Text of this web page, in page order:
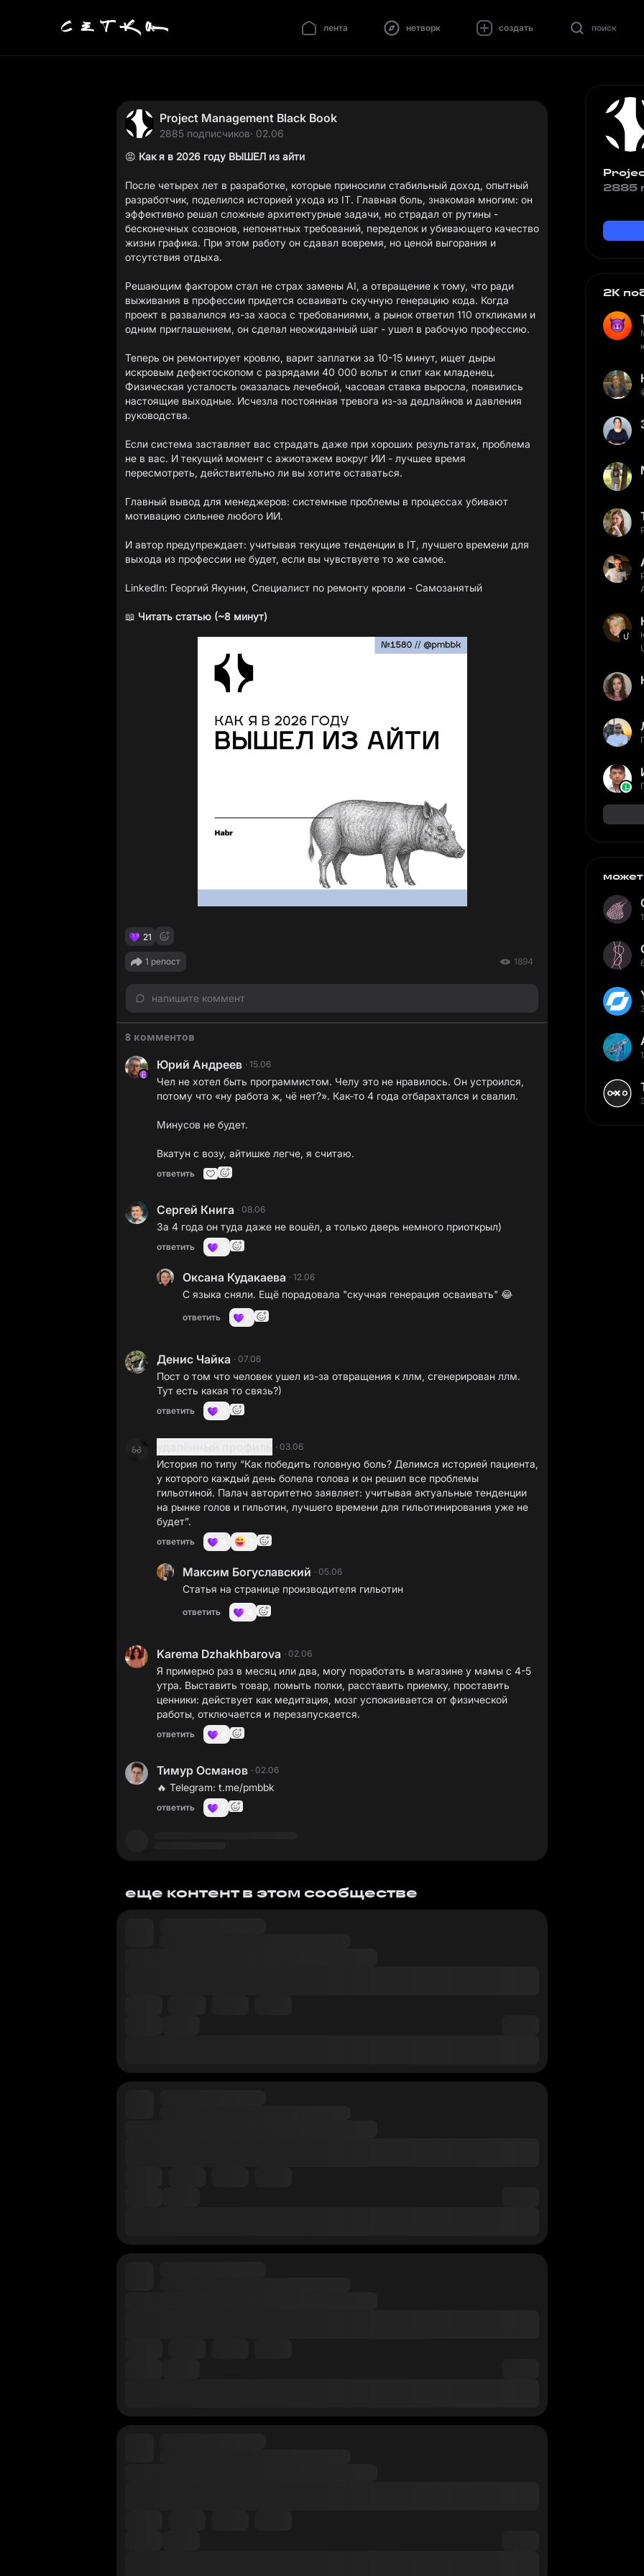
лента нетворк создать поиск
Project Management Black Book
2885 подписчиков· 02.06
😡 Как я в 2026 году ВЫШЕЛ из айти
После четырех лет в разработке, которые приносили стабильный доход, опытный
разработчик, поделился историей ухода из IT. Главная боль, знакомая многим: он
эффективно решал сложные архитектурные задачи, но страдал от рутины -
бесконечных созвонов, непонятных требований, переделок и убивающего качество
жизни графика. При этом работу он сдавал вовремя, но ценой выгорания и
отсутствия отдыха.
Решающим фактором стал не страх замены AI, а отвращение к тому, что ради
выживания в профессии придется осваивать скучную генерацию кода. Когда
проект в развалился из-за хаоса с требованиями, а рынок ответил 110 откликами и
одним приглашением, он сделал неожиданный шаг - ушел в рабочую профессию.
Теперь он ремонтирует кровлю, варит заплатки за 10-15 минут, ищет дыры
искровым дефектоскопом с разрядами 40 000 вольт и спит как младенец.
Физическая усталость оказалась лечебной, часовая ставка выросла, появились
настоящие выходные. Исчезла постоянная тревога из-за дедлайнов и давления
руководства.
Если система заставляет вас страдать даже при хороших результатах, проблема
не в вас. И текущий момент с ажиотажем вокруг ИИ - лучшее время
пересмотреть, действительно ли вы хотите оставаться.
Главный вывод для менеджеров: системные проблемы в процессах убивают
мотивацию сильнее любого ИИ.
И автор предупреждает: учитывая текущие тенденции в IT, лучшего времени для
выхода из профессии не будет, если вы чувствуете то же самое.
LinkedIn: Георгий Якунин, Специалист по ремонту кровли - Самозанятый
📖 Читать статью (~8 минут)
21
1 репост 1894
напишите коммент
8 комментов
Юрий Андреев · 15.06
Чел не хотел быть программистом. Челу это не нравилось. Он устроился,
потому что «ну работа ж, чё нет?». Как-то 4 года отбарахтался и свалил.
Минусов не будет.
Вкатун с возу, айтишке легче, я считаю.
ответить
Сергей Книга · 08.06
За 4 года он туда даже не вошёл, а только дверь немного приоткрыл)
ответить
Оксана Кудакаева · 12.06
С языка сняли. Ещё порадовала "скучная генерация осваивать" 😂
ответить
Денис Чайка · 07.06
Пост о том что человек ушел из-за отвращения к ллм, сгенерирован ллм.
Тут есть какая то связь?)
ответить
· 03.06
История по типу “Как победить головную боль? Делимся историей пациента,
у которого каждый день болела голова и он решил все проблемы
гильотиной. Палач авторитетно заявляет: учитывая актуальные тенденции
на рынке голов и гильотин, лучшего времени для гильотинирования уже не
будет”.
ответить
Максим Богуславский · 05.06
Статья на странице производителя гильотин
ответить
Karema Dzhakhbarova · 02.06
Я примерно раз в месяц или два, могу поработать в магазине у мамы с 4-5
утра. Выставить товар, помыть полки, расставить приемку, проставить
ценники: действует как медитация, мозг успокаивается от физической
работы, отключается и перезапускается.
ответить
Тимур Османов · 02.06
🔥 Telegram: t.me/pmbbk
ответить
еще контент в этом сообществе
2885
2K